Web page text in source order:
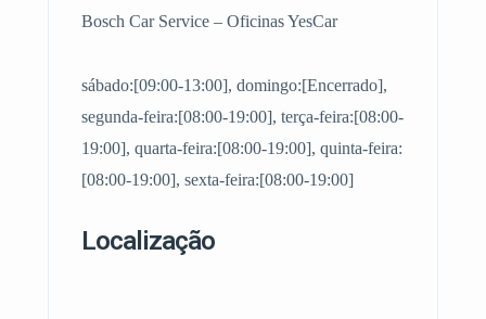
Bosch Car Service – Oficinas YesCar
sábado:[09:00-13:00], domingo:[Encerrado],
segunda-feira:[08:00-19:00], terça-feira:[08:00-
19:00], quarta-feira:[08:00-19:00], quinta-feira:
[08:00-19:00], sexta-feira:[08:00-19:00]
Localização